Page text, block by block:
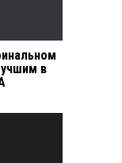
в